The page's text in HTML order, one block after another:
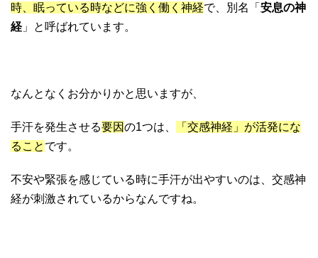
時、眠っている時などに強く働く神経で、別名「 安息の神
経 」と呼ばれています。
なんとなくお分かりかと思いますが、
手汗を発生させる要因の1つは、
「交感神経」が活発にな
ること です。
不安や緊張を感じている時に手汗が出やすいのは、交感神
経が刺激されているからなんですね。